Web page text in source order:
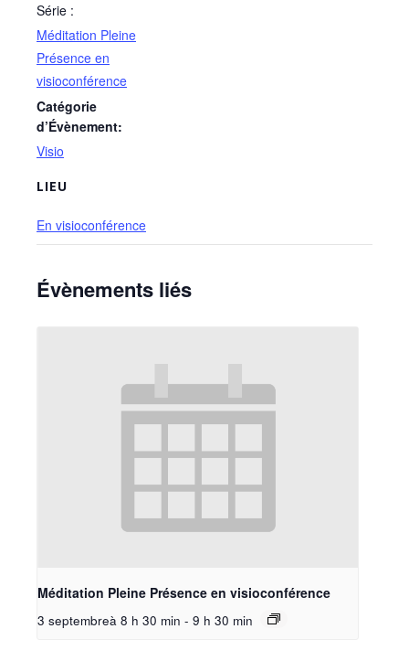
Série :
Méditation Pleine
Présence en
visioconférence
Catégorie
d’Évènement:
Visio
LIEU
En visioconférence
Évènements liés
Méditation Pleine Présence en visioconférence
3 septembreà 8 h 30 min - 9 h 30 min